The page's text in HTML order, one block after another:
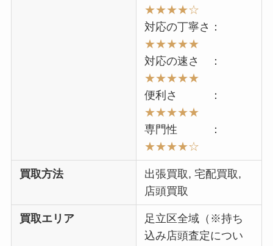
★★★★☆
対応の丁寧さ：
★★★★★
対応の速さ ：
★★★★★
便利さ ：
★★★★★
専門性 ：
★★★★☆
買取方法
出張買取, 宅配買取,
店頭買取
買取エリア 足立区全域（ ※持ち
込み店頭査定につい